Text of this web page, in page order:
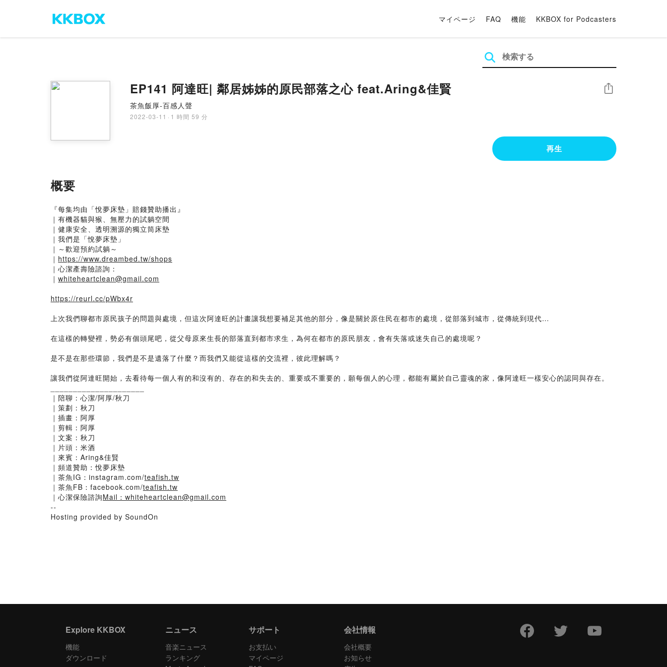
マイページ FAQ 機能 KKBOX for Podcasters
EP141 阿達旺| 鄰居姊姊的原民部落之心 feat.Aring&佳賢
茶魚飯厚-百感人聲
2022-03-11 · 1 時間 59 分
シェア
再生
概要
『每集均由「悅夢床墊」賠錢贊助播出』
｜有機器貓與猴、無壓力的試躺空間
｜健康安全、透明溯源的獨立筒床墊
｜我們是「悅夢床墊」
｜～歡迎預約試躺～
｜ https://www.dreambed.tw/shops
｜心潔產壽險諮詢：
｜ whiteheartclean@gmail.com
https://reurl.cc/pWbx4r
上次我們聊都市原民孩子的問題與處境，但這次阿達旺的計畫讓我想要補足其他的部分，像是關於原住民在都市的處境，從部落到城市，從傳統到現代…
在這樣的轉變裡，勢必有個頭尾吧，從父母原來生長的部落直到都市求生，為何在都市的原民朋友，會有失落或迷失自己的處境呢？
是不是在那些環節，我們是不是遺落了什麼？而我們又能從這樣的交流裡，彼此理解嗎？
讓我們從阿達旺開始，去看待每一個人有的和沒有的、存在的和失去的、重要或不重要的，願每個人的心理，都能有屬於自己靈魂的家，像阿達旺一樣安心的認同與存在。
｜陪聊：心潔/阿厚/秋刀
｜策劃：秋刀
｜插畫：阿厚
｜剪輯：阿厚
｜文案：秋刀
｜片頭：米酒
｜來賓：Aring&佳賢
｜頻道贊助：悅夢床墊
｜茶魚IG：instagram.com/teafish.tw
｜茶魚FB：facebook.com/teafish.tw
｜心潔保險諮詢Mail：whiteheartclean@gmail.com
--
Hosting provided by SoundOn
Explore KKBOX
機能
ダウンロード
ニュース
音楽ニュース
ランキング
サポート
お支払い
マイページ
会社情報
会社概要
お知らせ